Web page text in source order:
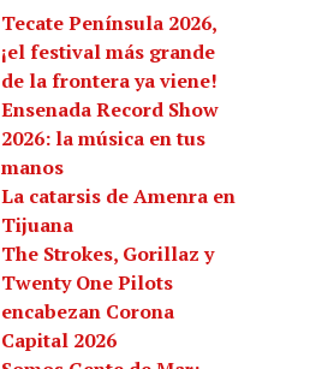
Tecate Península 2026,
¡el festival más grande
de la frontera ya viene!
Ensenada Record Show
2026: la música en tus
manos
La catarsis de Amenra en
Tijuana
The Strokes, Gorillaz y
Twenty One Pilots
encabezan Corona
Capital 2026